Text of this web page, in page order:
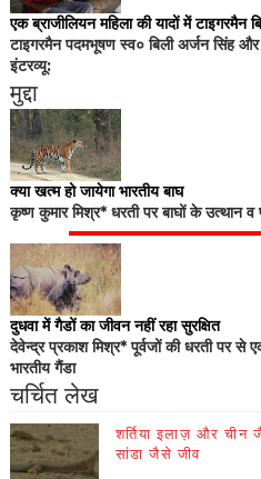
एक ब्राजीलियन महिला की यादों में टाइगरमैन
टाइगरमैन पदमभूषण स्व० बिली अर्जन सिंह और
इंटरव्यू:
मुद्दा
क्या खत्म हो जायेगा भारतीय बाघ
कृष्ण कुमार मिश्र* धरती पर बाघों के
दुधवा में गैडों का जीवन नहीं रहा सुरक्षित
देवेन्द्र प्रकाश मिश्र* पूर्वजों की धरती पर से
भारतीय गैंडा
चर्चित लेख
शर्तिया इलाज़ और
सांडा जैसे जीव